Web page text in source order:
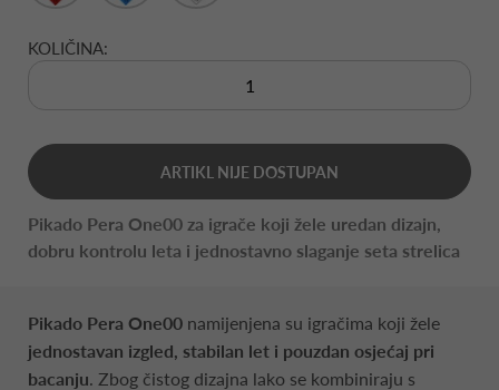
KOLIČINA:
ARTIKL NIJE DOSTUPAN
Pikado Pera One00 za igrače koji žele uredan dizajn,
dobru kontrolu leta i jednostavno slaganje seta strelica
Pikado Pera One00 namijenjena su igračima koji žele
jednostavan izgled, stabilan let i pouzdan osjećaj pri
bacanju. Zbog čistog dizajna lako se kombiniraju s